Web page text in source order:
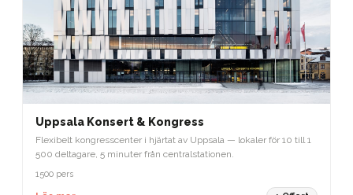
Uppsala Konsert & Kongress
Flexibelt kongresscenter i hjärtat av Uppsala — lokaler för 10 till 1
500 deltagare, 5 minuter från centralstationen.
1500 pers